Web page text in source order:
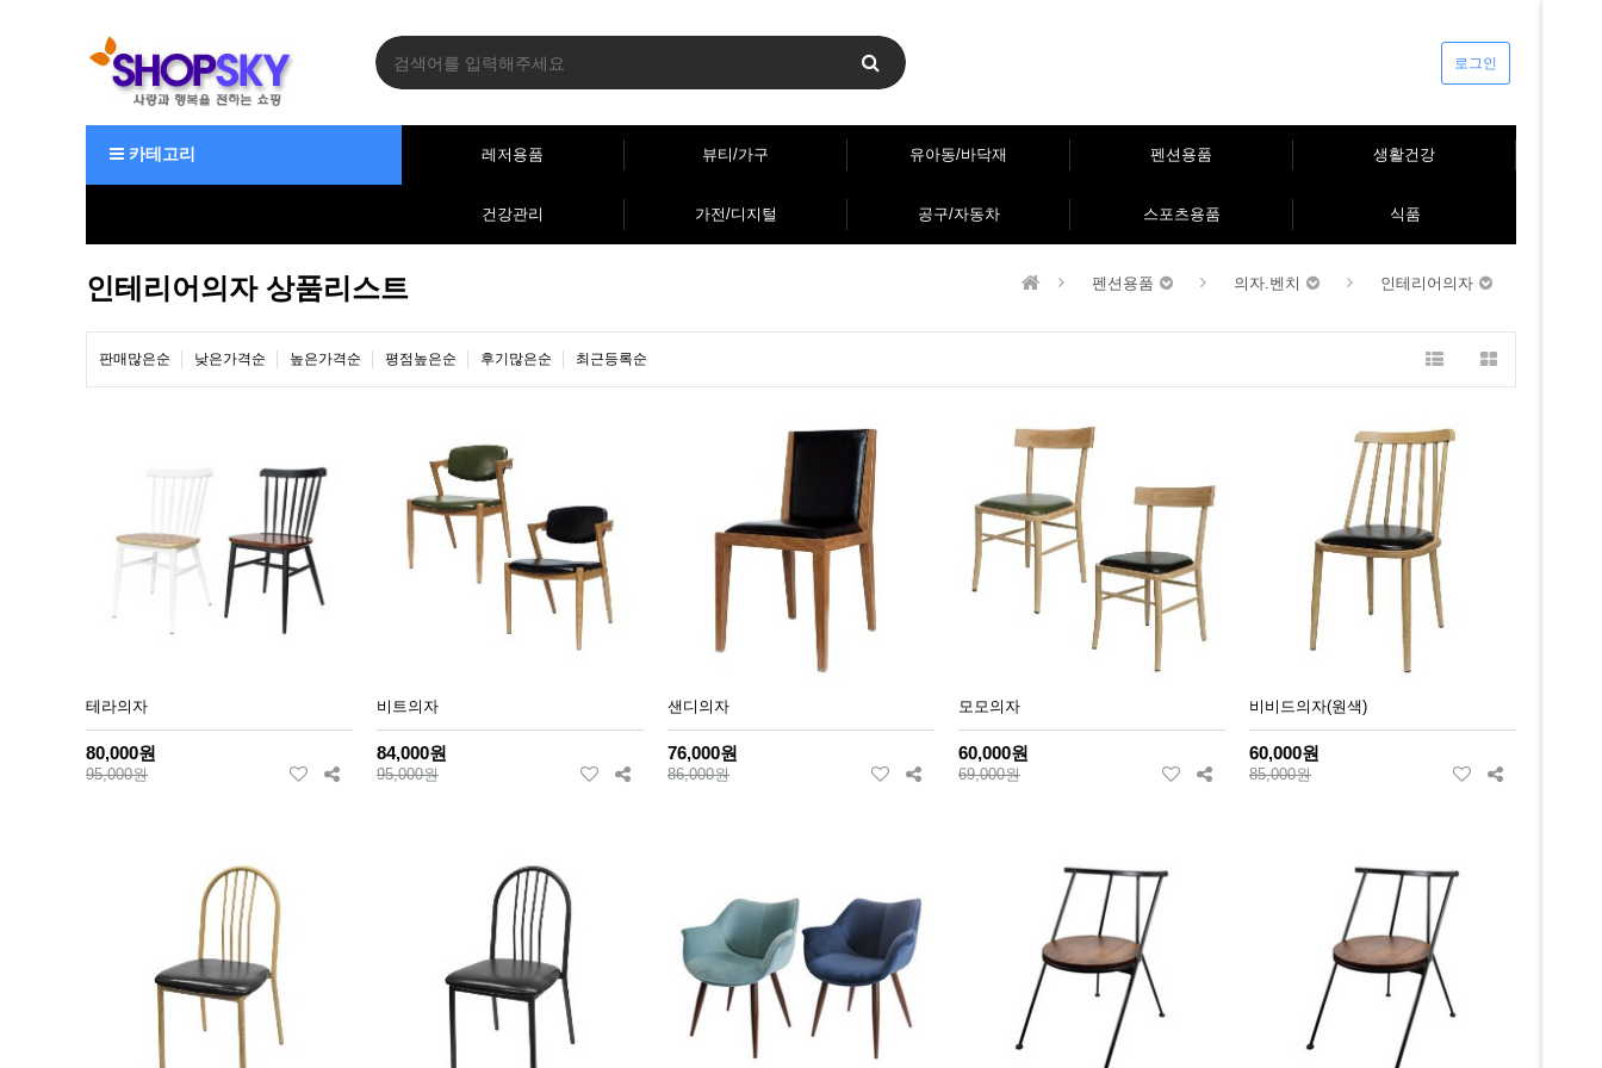
로그인
카테고리 레저용품 뷰티/가구 유아동/바닥재 펜션용품 생활건강
건강관리 가전/디지털 공구/자동차 스포츠용품 식품
인테리어의자 상품리스트 펜션용품 의자.벤치 인테리어의자
판매많은순 낮은가격순 높은가격순 평점높은순 후기많은순 최근등록순
테라의자
80,000원
95,000원
비트의자
84,000원
95,000원
샌디의자
76,000원
86,000원
모모의자
60,000원
69,000원
비비드의자(원색)
60,000원
85,000원